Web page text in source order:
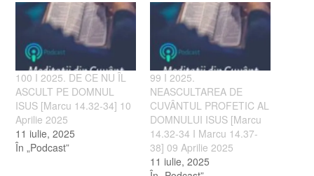
100 I 2025. DE CE NU ÎL
ASCULT PE DOMNUL
ISUS [Marcu 14.32-34] 10
Aprilie 2025
11 iulie, 2025
În „Podcast”
99 I 2025.
NEASCULTAREA DE
CUVÂNTUL PROFETIC AL
DOMNULUI ISUS [Marcu
14.32-34 I Marcu 14.37-
38] 09 Aprilie 2025
11 iulie, 2025